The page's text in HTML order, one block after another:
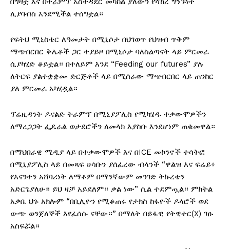
ሊያባብስ እንደሚችል ተሰግቷል።
የፍትህ ሚኒስቴር ለዓመታት በሚኒሶታ በህገወጥ የህዝብ ጥቅም
ማጭበርበር ቅሌቶች ጋር ተያይዞ በሚኒሶታ ባለስልጣናት ላይ ምርመራ
ሲያካሂድ ቆይቷል። በተለይም እንደ “Feeding our futures” ያሉ
ለትርፍ ያልተቋቋሙ ድርጅቶች ላይ በሚሰራው ማጭበርበር ላይ ጠንከር
ያለ ምርመራ አካሂዷል።
ፕሬዚዳንት ዶናልድ ትራምፕ በሚኒያፖሊስ የሚካሄዱ ተቃውሞዎችን
ለማረጋጋት ፌዴራል ወታደሮችን ለመላክ እያስቡ እንደሆነም ጠቁመዋል።
በማህበራዊ ሚዲያ ላይ በተቃውሞዎች እና በICE መኮንኖች ተሳትፎ
በሚኒያፖሊስ ላይ በመጻፍ ሀሳቡን ያሰፈረው ብላንች “ዋልዝ እና ፍሬይ፥
የእናንተን አሸባሪነት ለማቆም በማንኛውም መንገድ ትኩረቴን
አድርጌያለሁ። ይህ ዛቻ አይደለም። ቃል ነው” ሲል ተደምጧል። ምክትል
አቃቤ ህጉ አክሎም “በቢሊዮን የሚቆጠሩ የታክስ ከፋዮች ዶላሮች ወደ
ውጭ ወንጀለኞች እየፈሰሱ ናቸው።” በማለት በይፋዊ የትዊተር(X) ገፁ
አስፍሯል።